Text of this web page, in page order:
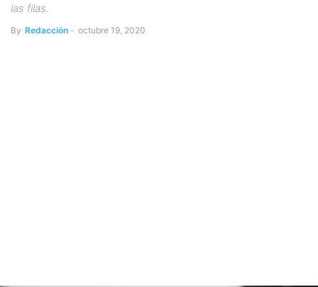
las filas.
By Redacción - octubre 19, 2020